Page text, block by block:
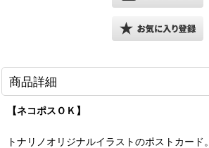
商品詳細
【ネコポスＯＫ】
トナリノオリジナルイラストのポストカード。